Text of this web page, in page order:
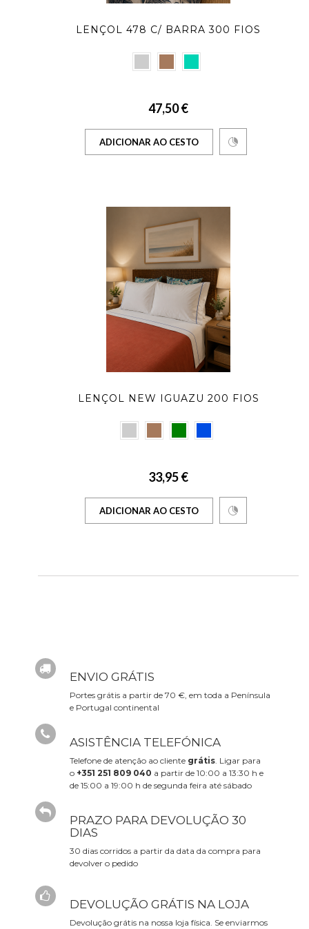
LENÇOL 478 C/ BARRA 300 FIOS
47,50 €
ADICIONAR AO CESTO
LENÇOL NEW IGUAZU 200 FIOS
33,95 €
ADICIONAR AO CESTO
ENVIO GRÁTIS
Portes grátis a partir de 70 €, em toda a Península
e Portugal continental
ASISTÊNCIA TELEFÓNICA
Telefone de atenção ao cliente grátis. Ligar para
o +351 251 809 040 a partir de 10:00 a 13:30 h e
de 15:00 a 19:00 h de segunda feira até sábado
PRAZO PARA DEVOLUÇÃO 30
DIAS
30 dias corridos a partir da data da compra para
devolver o pedido
DEVOLUÇÃO GRÁTIS NA LOJA
Devolução grátis na nossa loja física. Se enviarmos